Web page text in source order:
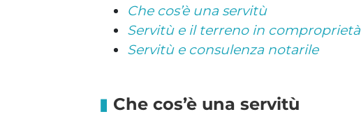
Che cos’è una servitù
Servitù e il terreno in comproprietà
Servitù e consulenza notarile
Che cos’è una servitù